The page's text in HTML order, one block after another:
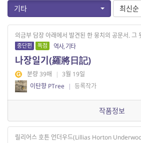
기타
최신순
의금부 담장 아래에서 발견된 한 뭉치의 공문서. 그
중단편 독점 역사, 기타
나장일기(羅將日記)
분량 39매 | 3월 19일
이탄향 PTree
| 등록작가
작품정보
릴리어스 호튼 언더우드(Lillias Horton